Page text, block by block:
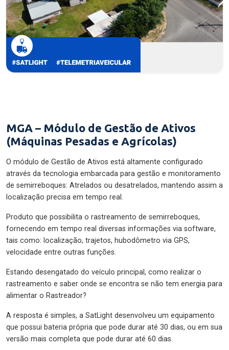
MGA – Módulo de Gestão de Ativos
(Máquinas Pesadas e Agrícolas)
O módulo de Gestão de Ativos está altamente configurado
através da tecnologia embarcada para gestão e monitoramento
de semirreboques: Atrelados ou desatrelados, mantendo assim a
localização precisa em tempo real.
Produto que possibilita o rastreamento de semirreboques,
fornecendo em tempo real diversas informações via software,
tais como: localização, trajetos, hubodômetro via GPS,
velocidade entre outras funções.
Estando desengatado do veículo principal, como realizar o
rastreamento e saber onde se encontra se não tem energia para
alimentar o Rastreador?
A resposta é simples, a SatLight desenvolveu um equipamento
que possui bateria própria que pode durar até 30 dias, ou em sua
versão mais completa que pode durar até 60 dias.